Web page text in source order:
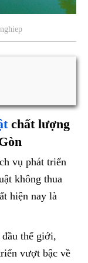
chất lượng
vụ phát triển
không thua
hiện nay là
thế giới,
vượt bậc về